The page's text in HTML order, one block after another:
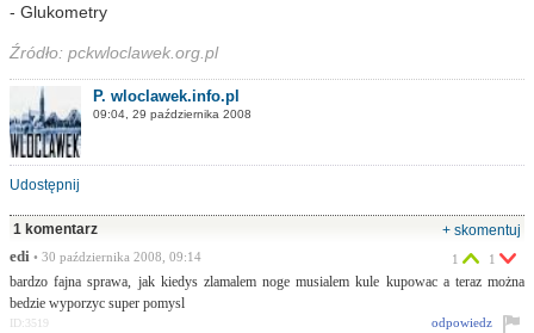
- Glukometry
Źródło: pckwloclawek.org.pl
P. wloclawek.info.pl
09:04, 29 października 2008
Udostępnij
1 komentarz
+ skomentuj
edi • 30 października 2008, 09:14
bardzo fajna sprawa, jak kiedys zlamalem noge musialem kule kupowac a teraz można
bedzie wyporzyc super pomysl
1 1
odpowiedz
ID:3519